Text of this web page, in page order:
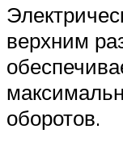
верхним
оборотов.